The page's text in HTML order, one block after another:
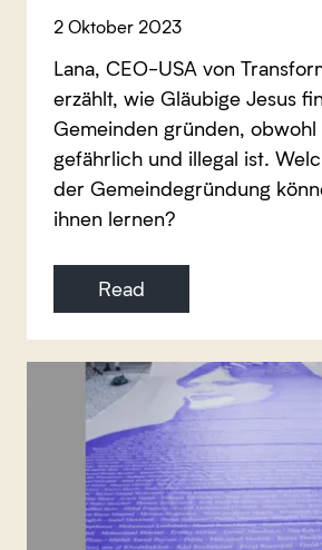
2 Oktober 2023
Lana, CEO-USA von
erzählt, wie Gläubige Jesus
Gemeinden gründen, obwohl
gefährlich und illegal ist.
der Gemeindegründung
ihnen lernen?
Read